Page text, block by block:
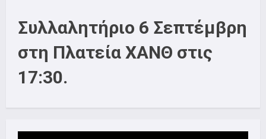
Συλλαλητήριο 6 Σεπτέμβρη
στη Πλατεία ΧΑΝΘ στις
17:30.